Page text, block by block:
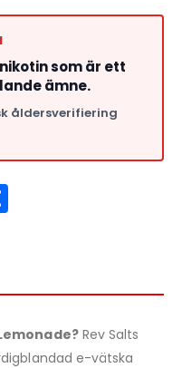
som är ett
ämne.
åldersverifiering
Rev Salts
e-vätska